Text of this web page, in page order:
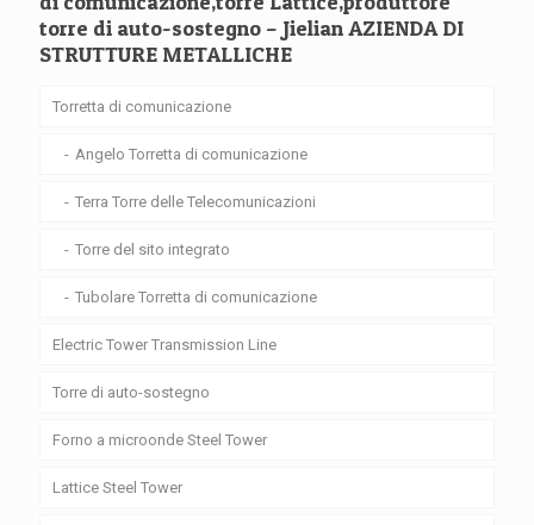
torre di auto-sostegno – Jielian AZIENDA DI
STRUTTURE METALLICHE
Torretta di comunicazione
Angelo Torretta di comunicazione
Terra Torre delle Telecomunicazioni
Torre del sito integrato
Tubolare Torretta di comunicazione
Electric Tower Transmission Line
Torre di auto-sostegno
Forno a microonde Steel Tower
Lattice Steel Tower